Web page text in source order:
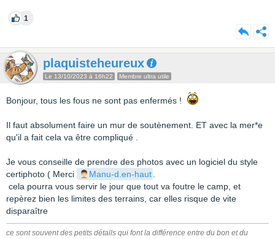
1
plaquisteheureux
Le 13/10/2023 à 16h22 Membre ultra utile
Bonjour, tous les fous ne sont pas enfermés !
Il faut absolument faire un mur de soutènement. ET avec la mer*e
qu'il a fait cela va être compliqué .
Je vous conseille de prendre des photos avec un logiciel du style
certiphoto ( Merci
Manu-d.en-haut
cela pourra vous servir le jour que tout va foutre le camp, et
repèrez bien les limites des terrains, car elles risque de vite
disparaître
ce sont souvent des petits détails qui font la différence entre du bon et du